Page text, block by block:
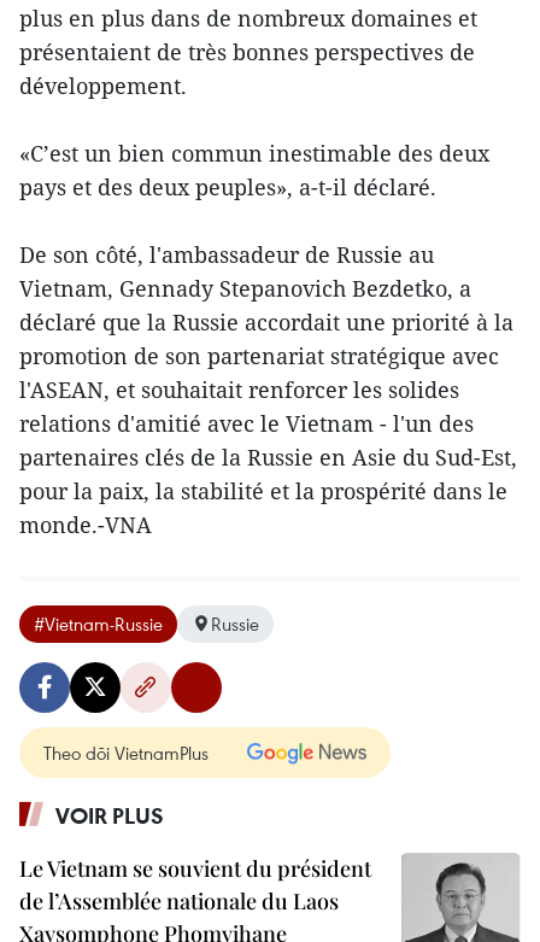
plus en plus dans de nombreux domaines et
présentaient de très bonnes perspectives de
développement.
«C’est un bien commun inestimable des deux
pays et des deux peuples», a-t-il déclaré.
De son côté, l'ambassadeur de Russie au
Vietnam, Gennady Stepanovich Bezdetko, a
déclaré que la Russie accordait une priorité à la
promotion de son partenariat stratégique avec
l'ASEAN, et souhaitait renforcer les solides
relations d'amitié avec le Vietnam - l'un des
partenaires clés de la Russie en Asie du Sud-Est,
pour la paix, la stabilité et la prospérité dans le
monde.-VNA
#Vietnam-Russie Russie
Theo dõi VietnamPlus
VOIR PLUS
Le Vietnam se souvient du président
de l’Assemblée nationale du Laos
Xaysomphone Phomvihane